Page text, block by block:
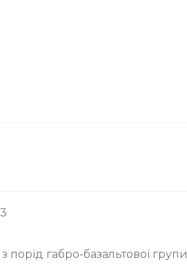
порід габро-базальтової групи